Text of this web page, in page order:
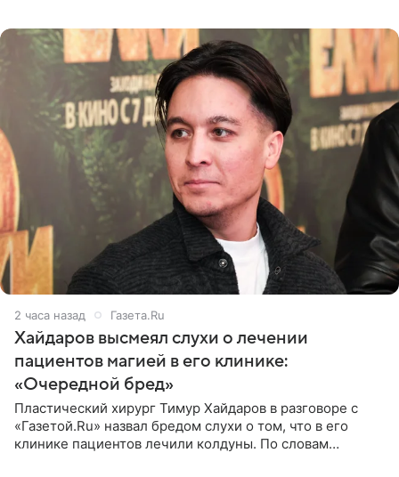
2 часа назад Газета.Ru
Хайдаров высмеял слухи о лечении
пациентов магией в его клинике:
«Очередной бред»
Пластический хирург Тимур Хайдаров в разговоре с
«Газетой.Ru» назвал бредом слухи о том, что в его
клинике пациентов лечили колдуны. По словам